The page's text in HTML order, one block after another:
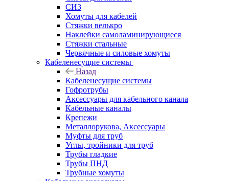
СИЗ
Хомуты для кабелей
Стяжки велькро
Наклейки самоламинирующиеся
Стяжки стальные
Червячные и силовые хомуты
Кабеленесущие системы
Назад
Кабеленесущие системы
Гофротрубы
Аксессуары для кабельного канала
Кабельные каналы
Крепежи
Металлорукова, Аксессуары
Муфты для труб
Углы, тройники для труб
Трубы гладкие
Трубы ПНД
Трубные хомуты